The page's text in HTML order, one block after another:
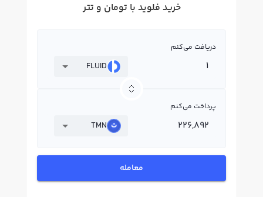
خرید فلوید با تومان و تتر
دریافت می‌کنم
FLUID
پرداخت می‌کنم
TMN
معامله